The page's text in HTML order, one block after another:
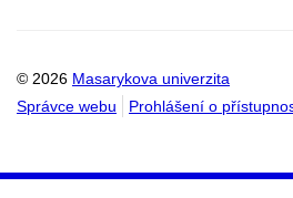
© 2026 Masarykova univerzita
Správce webu
Prohlášení o